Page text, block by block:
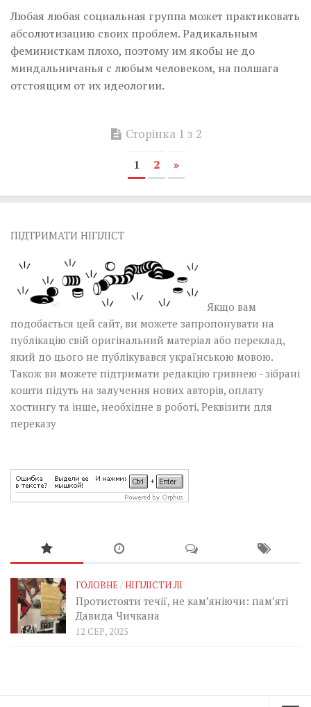
Любая любая социальная группа может практиковать
абсолютизацию своих проблем. Радикальным
феминисткам плохо, поэтому им якобы не до
миндальничанья с любым человеком, на полшага
отстоящим от их идеологии.
Сторінка 1 з 2
1 2 »
ПІДТРИМАТИ НІГІЛІСТ
Якщо вам
подобається цей сайт, ви можете запропонувати на
публікацію свій оригінальний матеріал або переклад,
який до цього не публікувався українською мовою.
Також ви можете підтримати редакцію гривнею - зібрані
кошти підуть на залучення нових авторів, оплату
хостингу та інше, необхідне в роботі. Реквізити для
переказу
ГОЛОВНЕ /НІГІЛІСТИ ЛІ
Протистояти течії, не кам’яніючи: пам’яті
Давида Чичкана
12 СЕР, 2025